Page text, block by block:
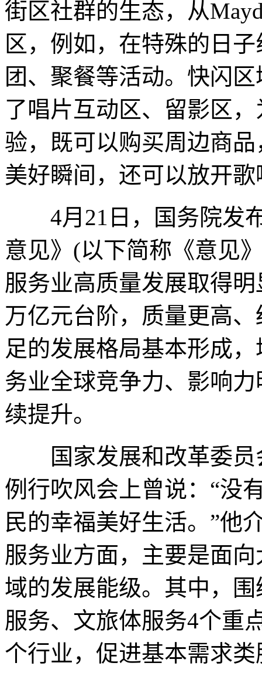
街区社群的生态，从
区，例如，在特殊的日
团、聚餐等活动。快闪
了唱片互动区、留影区
验，既可以购买周边商
美好瞬间，还可以放开
4月21日，国务院发布
意见》(以下简称《意见
服务业高质量发展取得
万亿元台阶，质量更高
足的发展格局基本形成
务业全球竞争力、影响
续提升。
国家发展和改革委员
例行吹风会上曾说：“没
民的幸福美好生活。”他
服务业方面，主要是面
域的发展能级。其中，
服务、文旅体服务4个重
个行业，促进基本需求